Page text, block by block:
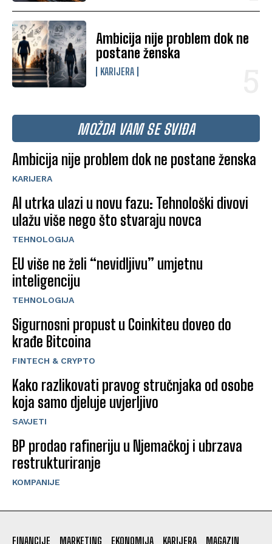
Ambicija nije problem dok ne
postane ženska
KARIJERA
MOŽDA VAM SE SVIĐA
Ambicija nije problem dok ne postane ženska
KARIJERA
AI utrka ulazi u novu fazu: Tehnološki divovi
ulažu više nego što stvaraju novca
TEHNOLOGIJA
EU više ne želi “nevidljivu” umjetnu
inteligenciju
TEHNOLOGIJA
Sigurnosni propust u Coinkiteu doveo do
krađe Bitcoina
FINTECH & CRYPTO
Kako razlikovati pravog stručnjaka od osobe
koja samo djeluje uvjerljivo
SAVJETI
BP prodao rafineriju u Njemačkoj i ubrzava
restrukturiranje
KOMPANIJE
FINANCIJE MARKETING EKONOMIJA KARIJERA
MAGAZIN